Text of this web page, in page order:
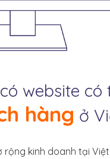
website có
hàng ở
rộng kinh doanh tại Việt